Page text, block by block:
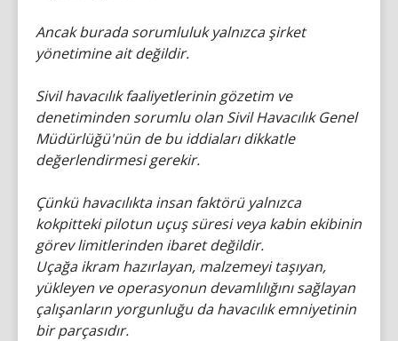
Ancak burada sorumluluk yalnızca şirket
yönetimine ait değildir.
Sivil havacılık faaliyetlerinin gözetim ve
denetiminden sorumlu olan Sivil Havacılık Genel
Müdürlüğü'nün de bu iddiaları dikkatle
değerlendirmesi gerekir.
Çünkü havacılıkta insan faktörü yalnızca
kokpitteki pilotun uçuş süresi veya kabin ekibinin
görev limitlerinden ibaret değildir.
Uçağa ikram hazırlayan, malzemeyi taşıyan,
yükleyen ve operasyonun devamlılığını sağlayan
çalışanların yorgunluğu da havacılık emniyetinin
bir parçasıdır.